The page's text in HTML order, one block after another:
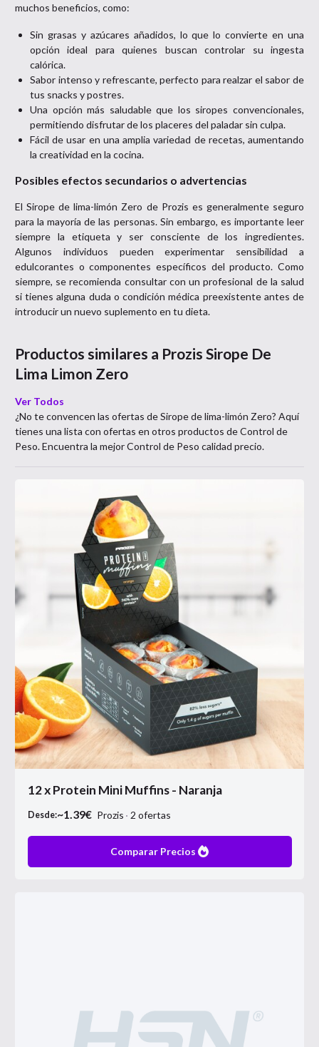
muchos beneficios, como:
Sin grasas y azúcares añadidos, lo que lo convierte en una
opción ideal para quienes buscan controlar su ingesta
calórica.
Sabor intenso y refrescante, perfecto para realzar el sabor de
tus snacks y postres.
Una opción más saludable que los siropes convencionales,
permitiendo disfrutar de los placeres del paladar sin culpa.
Fácil de usar en una amplia variedad de recetas, aumentando
la creatividad en la cocina.
Posibles efectos secundarios o advertencias
El Sirope de lima-limón Zero de Prozis es generalmente seguro
para la mayoría de las personas. Sin embargo, es importante leer
siempre la etiqueta y ser consciente de los ingredientes.
Algunos individuos pueden experimentar sensibilidad a
edulcorantes o componentes específicos del producto. Como
siempre, se recomienda consultar con un profesional de la salud
si tienes alguna duda o condición médica preexistente antes de
introducir un nuevo suplemento en tu dieta.
Productos similares a Prozis Sirope De
Lima Limon Zero
Ver Todos
¿No te convencen las ofertas deSirope de lima-limón Zero? Aquí
tienes una lista con ofertas en otros productos deControl de
Peso. Encuentra la mejorControl de Peso calidad precio.
12 x Protein Mini Muffins - Naranja
Desde:~1.39€ Prozis 2 ofertas
Comparar Precios